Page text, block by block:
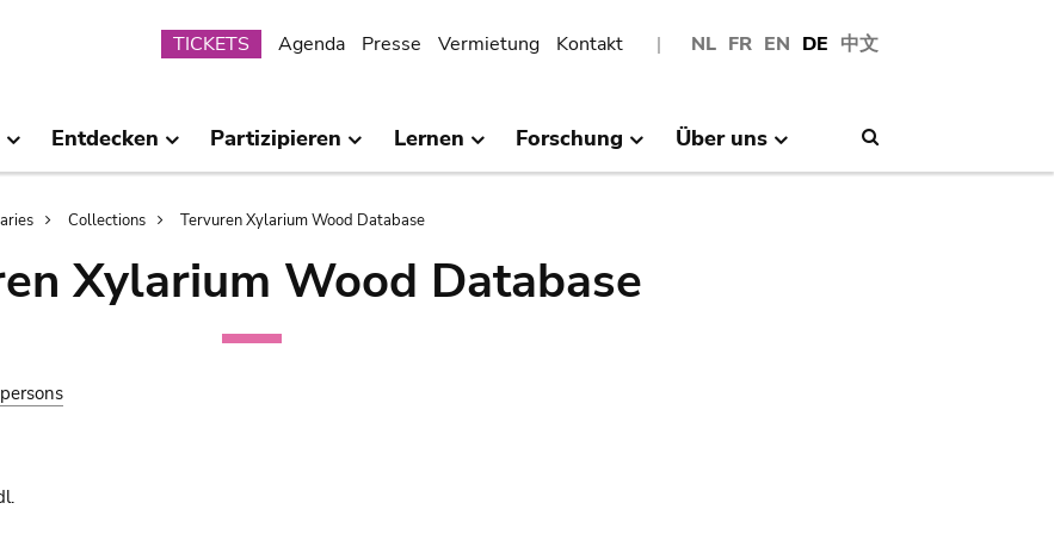
NL FR EN DE 中文
Submenu
TICKETS Agenda Presse Vermietung Kontakt
Entdecken Partizipieren Lernen Forschung Über uns
Collections Tervuren Xylarium Wood Database
Xylarium Wood Database